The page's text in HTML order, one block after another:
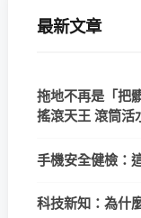
最新文章
拖地不再是「把
搖滾天王 滾筒活
手機安全健檢：
科技新知：為什